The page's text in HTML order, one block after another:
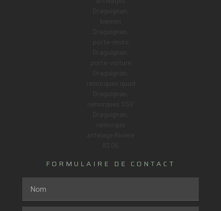
FORMULAIRE DE CONTACT